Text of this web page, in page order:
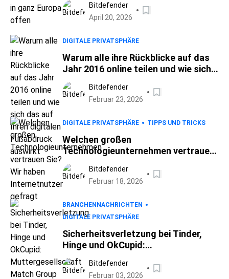
Bitdefender
April 20, 2026
DIGITALE PRIVATSPHÄRE
Warum alle ihre Rückblicke auf das
Jahr 2016 online teilen und wie sich
das auf Ihren digitalen Fußabdruck
auswirktBitdefender
Februar 23, 2026
DIGITALE PRIVATSPHÄRE TIPPS UND TRICKS
Welchen großen
Technologieunternehmen vertrauen
Sie? Wir haben Internetnutzer
gefragtBitdefender
Februar 18, 2026
BRANCHENNACHRICHTEN
DIGITALE PRIVATSPHÄRE
Sicherheitsverletzung bei Tinder,
Hinge und OkCupid:
Muttergesellschaft Match Group
legt Nutzerdaten offen
Bitdefender
Februar 03, 2026